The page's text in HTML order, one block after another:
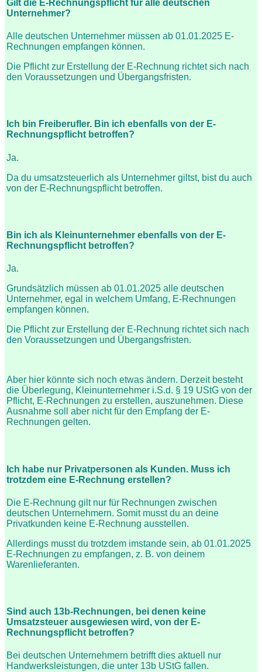
Gilt die E-Rechnungspflicht für alle deutschen
Unternehmer?
Alle deutschen Unternehmer müssen ab 01.01.2025 E-
Rechnungen empfangen können.
Die Pflicht zur Erstellung der E-Rechnung richtet sich nach
den Voraussetzungen und Übergangsfristen.
Ich bin Freiberufler. Bin ich ebenfalls von der E-
Rechnungspflicht betroffen?
Ja.
Da du umsatzsteuerlich als Unternehmer giltst, bist du auch
von der E-Rechnungspflicht betroffen.
Bin ich als Kleinunternehmer ebenfalls von der E-
Rechnungspflicht betroffen?
Ja.
Grundsätzlich müssen ab 01.01.2025 alle deutschen
Unternehmer, egal in welchem Umfang, E-Rechnungen
empfangen können.
Die Pflicht zur Erstellung der E-Rechnung richtet sich nach
den Voraussetzungen und Übergangsfristen.
Aber hier könnte sich noch etwas ändern. Derzeit besteht
die Überlegung, Kleinunternehmer i.S.d. § 19 UStG von der
Pflicht, E-Rechnungen zu erstellen, auszunehmen. Diese
Ausnahme soll aber nicht für den Empfang der E-
Rechnungen gelten.
Ich habe nur Privatpersonen als Kunden. Muss ich
trotzdem eine E-Rechnung erstellen?
Die E-Rechnung gilt nur für Rechnungen zwischen
deutschen Unternehmern. Somit musst du an deine
Privatkunden keine E-Rechnung ausstellen.
Allerdings musst du trotzdem imstande sein, ab 01.01.2025
E-Rechnungen zu empfangen, z. B. von deinem
Warenlieferanten.
Sind auch 13b-Rechnungen, bei denen keine
Umsatzsteuer ausgewiesen wird, von der E-
Rechnungspflicht betroffen?
Bei deutschen Unternehmern betrifft dies aktuell nur
Handwerksleistungen, die unter 13b UStG fallen.